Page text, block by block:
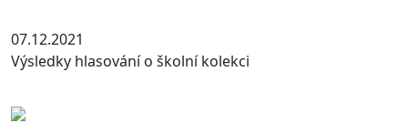
07.12.2021
Výsledky hlasování o školní kolekci